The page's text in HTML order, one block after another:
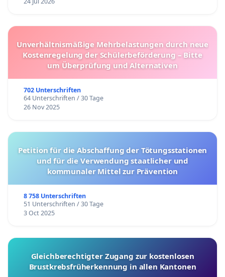
Unverhältnismäßige Mehrbelastungen durch neue
Kostenregelung der Schülerbeförderung – Bitte
um Überprüfung und Alternativen
702 Unterschriften
64 Unterschriften / 30 Tage
26 Nov 2025
Petition für die Abschaffung der Tötungsstationen
und für die Verwendung staatlicher und
kommunaler Mittel zur Prävention
8 758 Unterschriften
51 Unterschriften / 30 Tage
3 Oct 2025
Gleichberechtigter Zugang zur kostenlosen
Brustkrebsfrüherkennung in allen Kantonen